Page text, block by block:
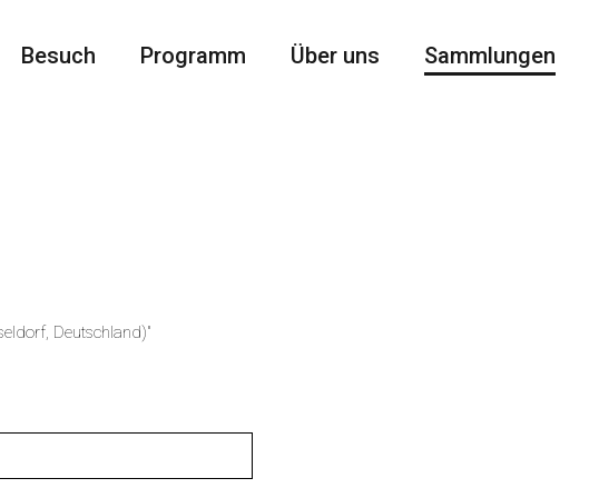
Besuch Programm Über uns Sammlungen
Deutschland)"